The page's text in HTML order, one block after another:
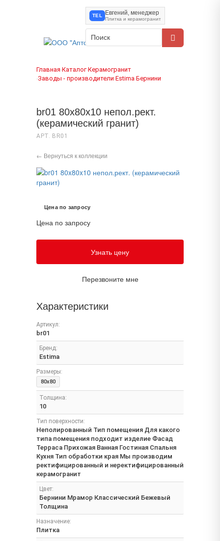
TEL
Евгений, менеджер
Плитка и керамогранит
Главная›Каталог›Керамогранит
›Заводы - производители›Estima›Бернини
br01 80x80x10 непол.рект.
(керамический гранит)
АРТ. BR01
← Вернуться к коллекции
Цена по запросу
Цена по запросу
Узнать цену
Перезвоните мне
Характеристики
Артикул:
br01
Бренд:
Estima
Размеры:
80x80
Толщина:
10
Тип поверхности:
Неполированный Тип помещения Для какого
типа помещения подходит изделие Фасад
Терраса Прихожая Ванная Гостиная Спальня
Кухня Тип обработки края Мы производим
ректифицированный и неректифицированный
керамогранит
Цвет:
Бернини Мрамор Классический Бежевый
Толщина
Назначение:
Плитка